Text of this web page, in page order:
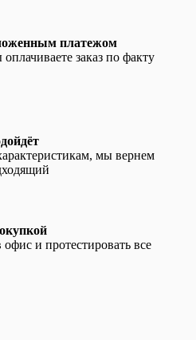
платежом
заказ по факту
мы вернем
и протестировать все